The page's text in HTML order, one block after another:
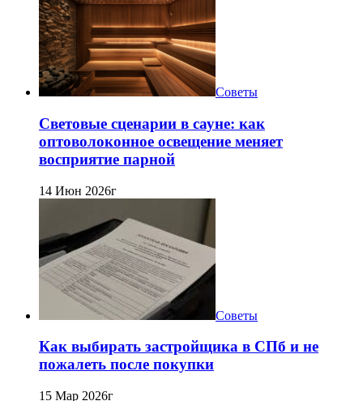
Советы
Световые сценарии в сауне: как
оптоволоконное освещение меняет
восприятие парной
14 Июн 2026г
Советы
Как выбирать застройщика в СПб и не
пожалеть после покупки
15 Мар 2026г